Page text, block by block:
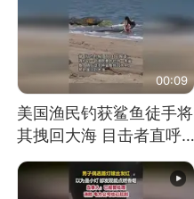
00:09
美国渔民钓获鲨鱼徒手将
其拽回大海 目击者直呼
震惊 （视频来源：参考
消息）